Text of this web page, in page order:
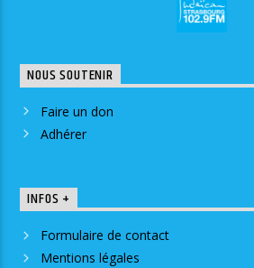
NOUS SOUTENIR
Faire un don
Adhérer
INFOS +
Formulaire de contact
Mentions légales